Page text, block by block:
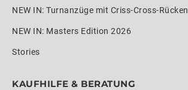
NEW IN: Turnanzüge mit Criss-Cross-Rücken
NEW IN: Masters Edition 2026
Stories
KAUFHILFE & BERATUNG